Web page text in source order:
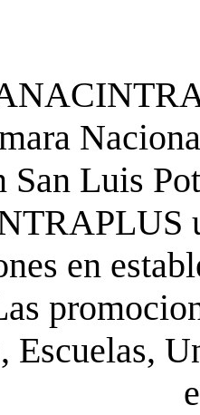
San Luis
en
Escuelas,